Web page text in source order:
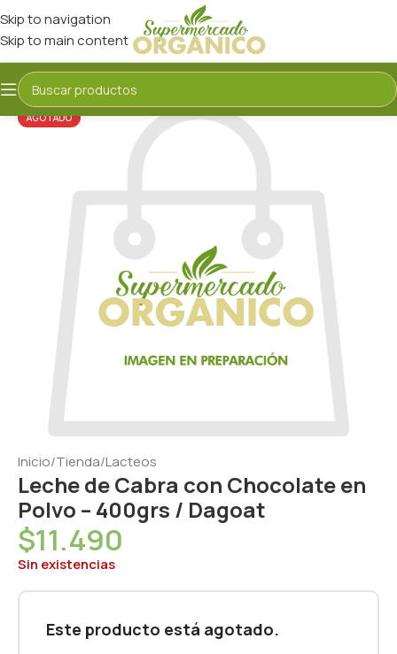
Skip to navigation
Skip to main content
AGOTADO
Inicio/Tienda/Lacteos
Leche de Cabra con Chocolate en
Polvo – 400grs / Dagoat
$11.490
Sin existencias
Este producto está agotado.